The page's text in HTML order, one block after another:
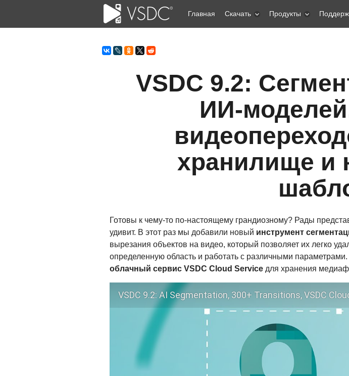
Главная Скачать Продукты
VSDC 9.2:
ИИ-
хранилище и
Готовы к чему-то по-настоящему грандиозному? Рады
удивит. В этот раз мы добавили новый инструмент
вырезания объектов на видео, который позволяет их легко
определенную область и работать с различными
облачный сервис VSDC Cloud Service для хранения
VSDC 9.2: AI Segmentation, 300+ Transitions, VSDC